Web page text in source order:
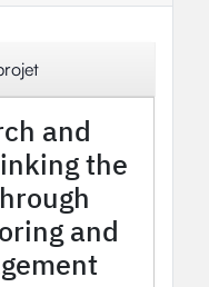
and
the
and